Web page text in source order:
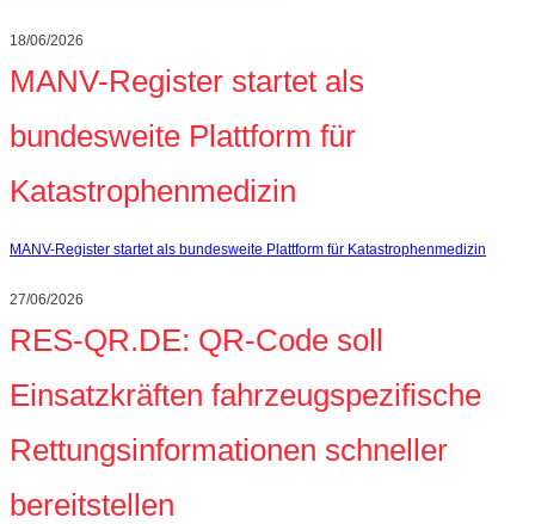
18/06/2026
MANV-Register startet als
bundesweite Plattform für
Katastrophenmedizin
MANV-Register startet als bundesweite Plattform für Katastrophenmedizin
27/06/2026
RES-QR.DE: QR-Code soll
Einsatzkräften fahrzeugspezifische
Rettungsinformationen schneller
bereitstellen